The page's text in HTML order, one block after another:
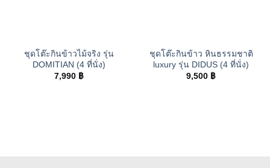
ชุดโต๊ะกินข้าวไม้จริง รุ่น
DOMITIAN (4 ที่นั่ง)
7,990 ฿
ชุดโต๊ะกินข้าว หินธรรมชาติ
luxury รุ่น DIDUS (4 ที่นั่ง)
9,500 ฿